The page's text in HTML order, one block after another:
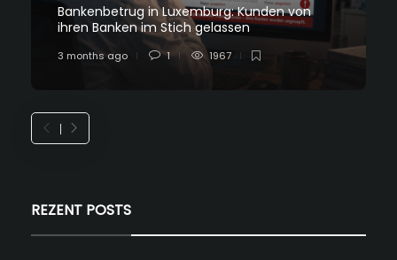
Bankenbetrug in Luxemburg: Kunden von
ihren Banken im Stich gelassen
3 months ago 1 1967
REZENT POSTS